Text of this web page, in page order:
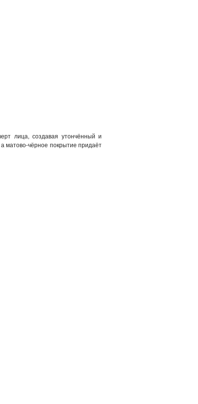
лица, создавая утончённый и
матово‑чёрное покрытие придаёт